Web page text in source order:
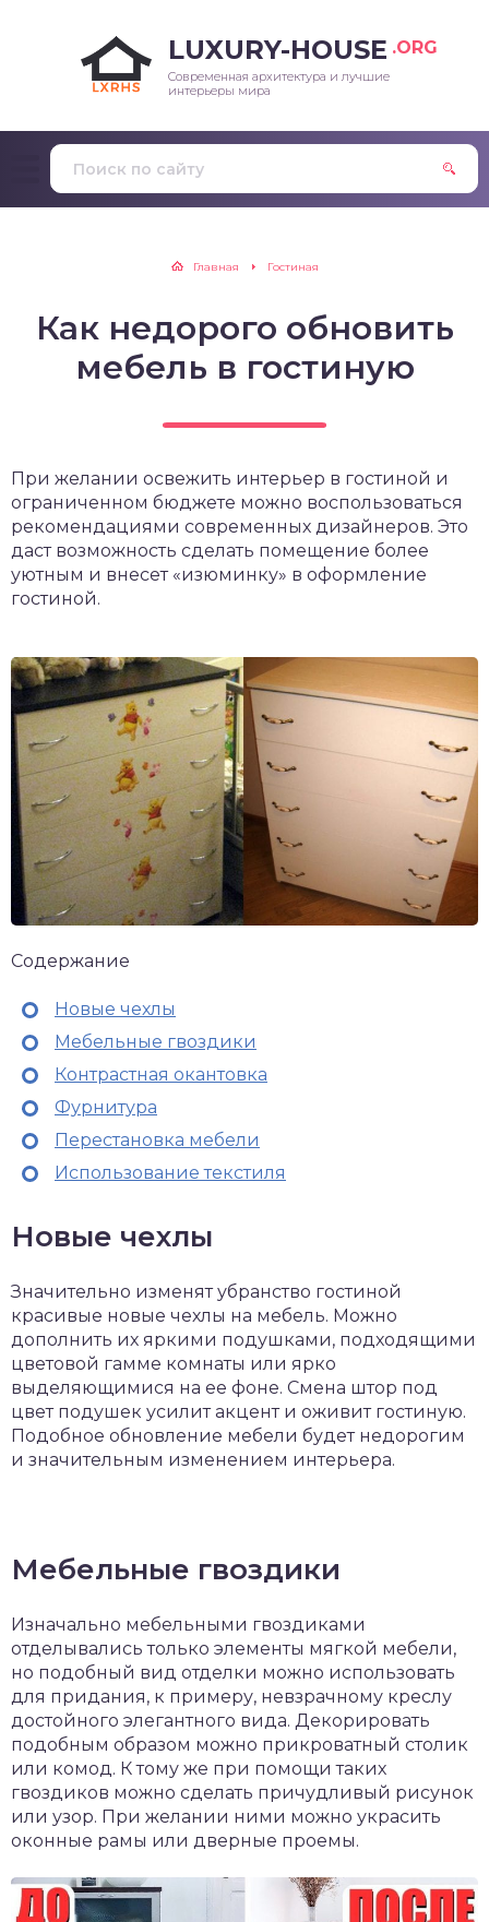
LUXURY-HOUSE .ORG
Современная архитектура и лучшие
интерьеры мира
Главная Гостиная
Как недорого обновить
мебель в гостиную
При желании освежить интерьер в гостиной и
ограниченном бюджете можно воспользоваться
рекомендациями современных дизайнеров. Это
даст возможность сделать помещение более
уютным и внесет «изюминку» в оформление
гостиной.
Содержание
Новые чехлы
Мебельные гвоздики
Контрастная окантовка
Фурнитура
Перестановка мебели
Использование текстиля
Новые чехлы
Значительно изменят убранство гостиной
красивые новые чехлы на мебель. Можно
дополнить их яркими подушками, подходящими
цветовой гамме комнаты или ярко
выделяющимися на ее фоне. Смена штор под
цвет подушек усилит акцент и оживит гостиную.
Подобное обновление мебели будет недорогим
и значительным изменением интерьера.
Мебельные гвоздики
Изначально мебельными гвоздиками
отделывались только элементы мягкой мебели,
но подобный вид отделки можно использовать
для придания, к примеру, невзрачному креслу
достойного элегантного вида. Декорировать
подобным образом можно прикроватный столик
или комод. К тому же при помощи таких
гвоздиков можно сделать причудливый рисунок
или узор. При желании ними можно украсить
оконные рамы или дверные проемы.